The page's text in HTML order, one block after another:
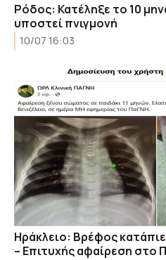
Ρόδος: Κατέληξε το 10
υποστεί πνιγμονή
10/07 16:03
Ηράκλειο: Βρέφος
– Επιτυχής αφαίρεση στο